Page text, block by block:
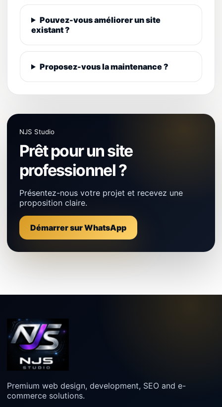
Pouvez-vous améliorer un site
existant ?
Proposez-vous la maintenance ?
NJS Studio
Prêt pour un site
professionnel ?
Présentez-nous votre projet et recevez une
proposition claire.
Démarrer sur WhatsApp
Premium web design, development, SEO and e-
commerce solutions.